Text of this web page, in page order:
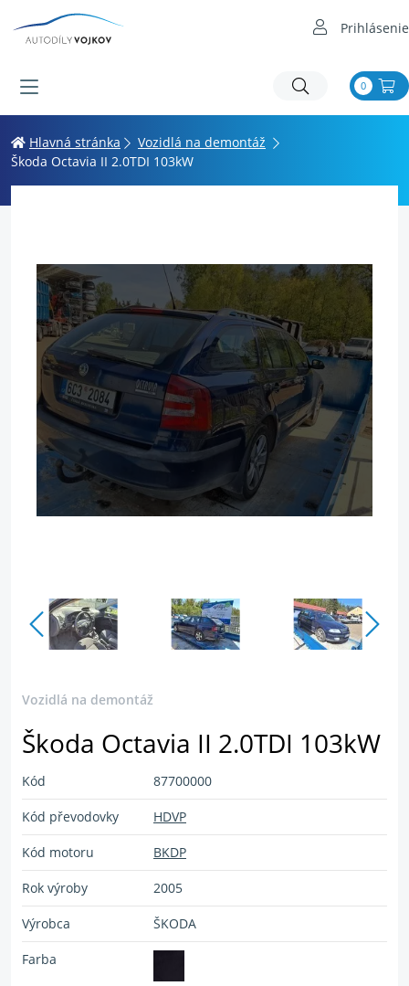
Prihlásenie
0
Hlavná stránka
Vozidlá na demontáž
Škoda Octavia II 2.0TDI 103kW
Vozidlá na demontáž
Škoda Octavia II 2.0TDI 103kW
Kód 87700000
Kód převodovky HDVP
Kód motoru BKDP
Rok výroby 2005
Výrobca ŠKODA
Farba
Vozidlo je rozobrané